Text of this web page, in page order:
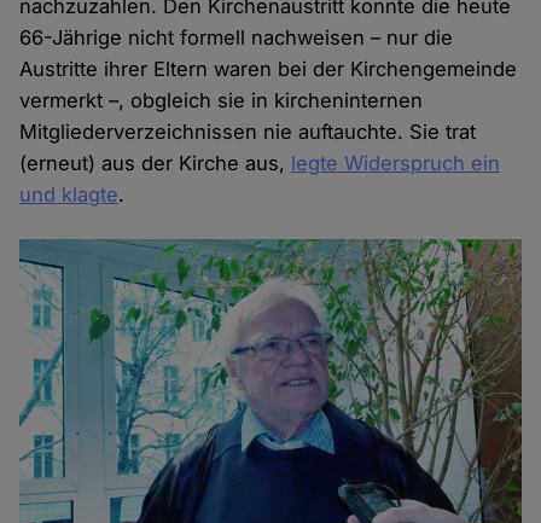
nachzuzahlen. Den Kirchenaustritt konnte die heute
66-Jährige nicht formell nachweisen – nur die
Austritte ihrer Eltern waren bei der Kirchengemeinde
vermerkt –, obgleich sie in kircheninternen
Mitgliederverzeichnissen nie auftauchte. Sie trat
(erneut) aus der Kirche aus, legte Widerspruch ein
und klagte.